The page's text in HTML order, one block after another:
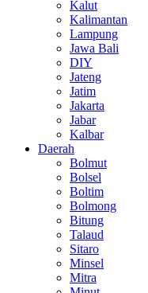
Kalut
Kalimantan
Lampung
Jawa Bali
DIY
Jateng
Jatim
Jakarta
Jabar
Kalbar
Daerah
Bolmut
Bolsel
Boltim
Bolmong
Bitung
Talaud
Sitaro
Minsel
Mitra